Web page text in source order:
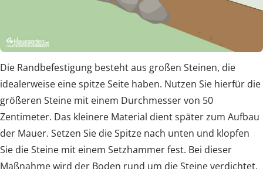
Die Randbefestigung besteht aus großen Steinen, die
idealerweise eine spitze Seite haben. Nutzen Sie hierfür die
größeren Steine mit einem Durchmesser von 50
Zentimeter. Das kleinere Material dient später zum Aufbau
der Mauer. Setzen Sie die Spitze nach unten und klopfen
Sie die Steine mit einem Setzhammer fest. Bei dieser
Maßnahme wird der Boden rund um die Steine verdichtet.